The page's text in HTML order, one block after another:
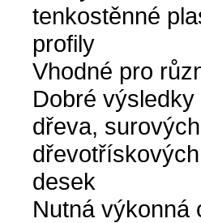
tenkostěnné
profily
Vhodné pro
Dobré
dřeva,
desek
Nutná výkonná